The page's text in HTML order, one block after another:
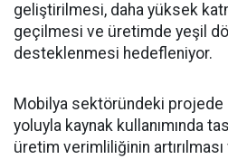
geliştirilmesi, daha yüksek
geçilmesi ve üretimde yeşil
desteklenmesi hedefleniyor.
Mobilya sektöründeki projede
yoluyla kaynak kullanımında
üretim verimliliğinin